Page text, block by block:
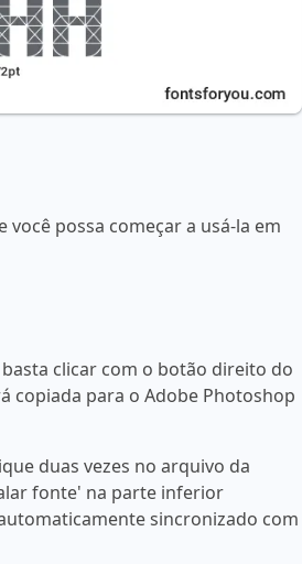
possa começar a usá-la em
clicar com o botão direito do
copiada para o Adobe Photoshop
duas vezes no arquivo da
fonte' na parte inferior
sincronizado com